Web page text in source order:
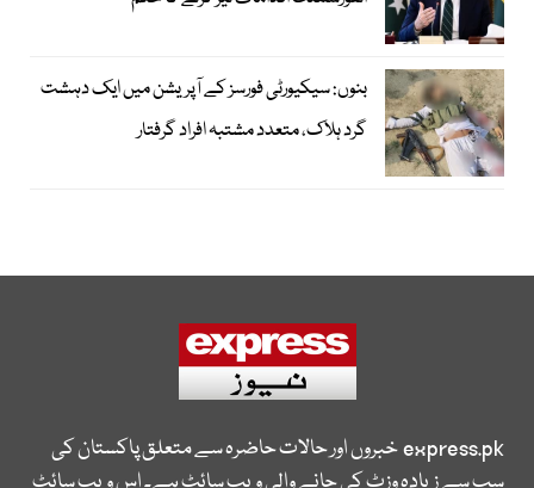
بنوں: سیکیورٹی فورسز کے آپریشن میں ایک دہشت
گرد ہلاک، متعدد مشتبہ افراد گرفتار
express.pkخبروں اور حالات حاضرہ سے متعلق پاکستان کی